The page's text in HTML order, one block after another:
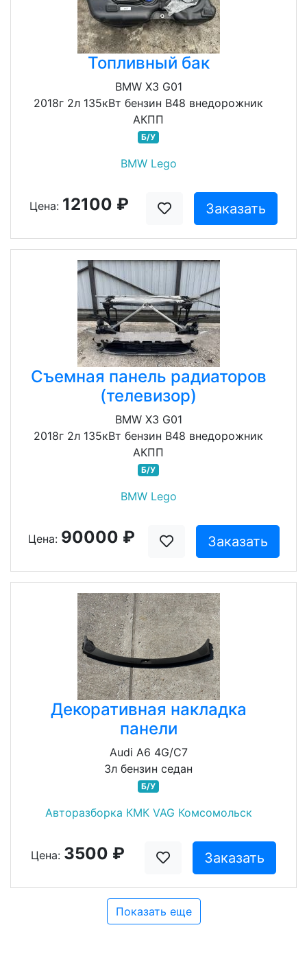
Топливный бак
BMW X3 G01
2018г 2л 135кВт бензин B48 внедорожник
АКПП
Б/У
BMW Lego
Цена: 12100 ₽ Заказать
Съемная панель радиаторов
(телевизор)
BMW X3 G01
2018г 2л 135кВт бензин B48 внедорожник
АКПП
Б/У
BMW Lego
Цена: 90000 ₽ Заказать
Декоративная накладка
панели
Audi A6 4G/C7
3л бензин седан
Б/У
Авторазборка КМК VAG Комсомольск
Цена: 3500 ₽ Заказать
Показать еще